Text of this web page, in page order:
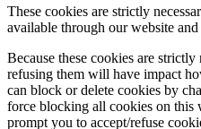
These cookies are strictly
available through our website
Because these cookies are
refusing them will have impact
can block or delete cookies by
force blocking all cookies on
prompt you to accept/refuse